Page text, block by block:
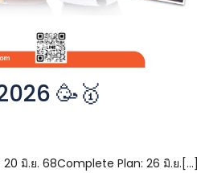
🥳🥇
มิ.ย. 68Complete Plan: 26 มิ.ย.[...]